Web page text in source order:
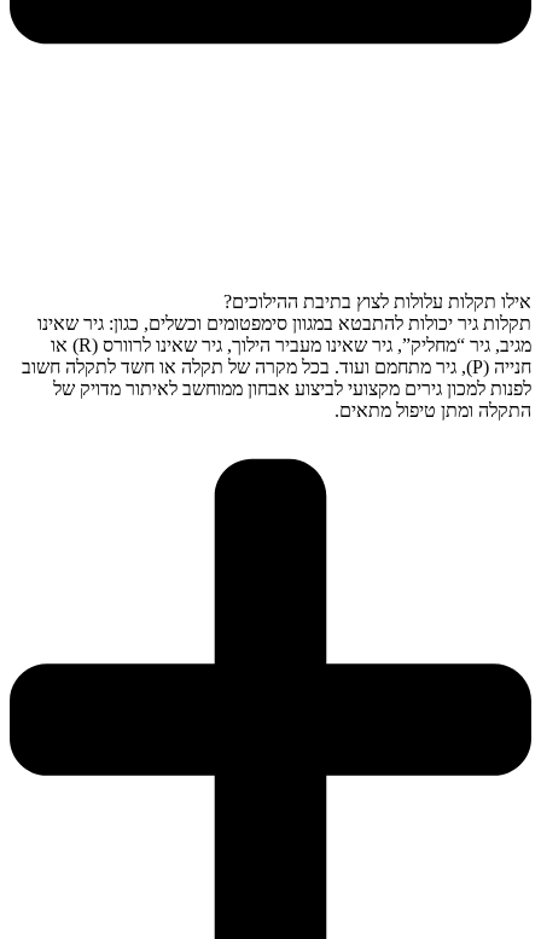
אילו תקלות עלולות לצוץ בתיבת ההילוכים?
תקלות גיר יכולות להתבטא במגוון סימפטומים וכשלים, כגון: גיר שאינו
מגיב, גיר “מחליק”, גיר שאינו מעביר הילוך, גיר שאינו לרוורס (R) או
חנייה (P), גיר מתחמם ועוד. בכל מקרה של תקלה או חשד לתקלה חשוב
לפנות למכון גירים מקצועי לביצוע אבחון ממוחשב לאיתור מדויק של
התקלה ומתן טיפול מתאים.